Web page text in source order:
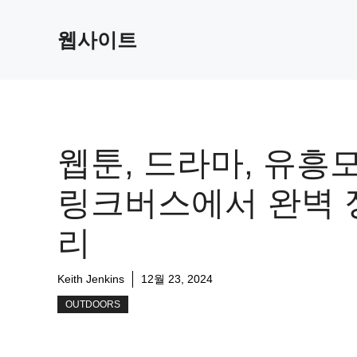
웹사이트
웹툰, 드라마, 유흥
링크버스에서 완벽
리
Keith Jenkins 12월 23, 2024
OUTDOORS